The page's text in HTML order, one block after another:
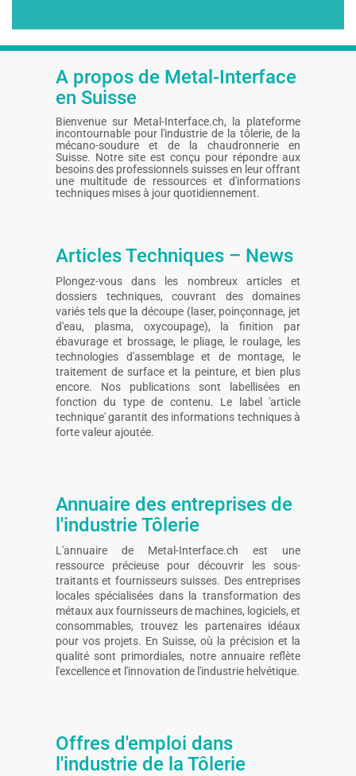
A propos de Metal-Interface
en Suisse
Bienvenue sur Metal-Interface.ch, la plateforme
incontournable pour l'industrie de la tôlerie, de la
mécano-soudure et de la chaudronnerie en
Suisse. Notre site est conçu pour répondre aux
besoins des professionnels suisses en leur offrant
une multitude de ressources et d'informations
techniques mises à jour quotidiennement.
Articles Techniques – News
Plongez-vous dans les nombreux articles et
dossiers techniques, couvrant des domaines
variés tels que la découpe (laser, poinçonnage, jet
d'eau, plasma, oxycoupage), la finition par
ébavurage et brossage, le pliage, le roulage, les
technologies d'assemblage et de montage, le
traitement de surface et la peinture, et bien plus
encore. Nos publications sont labellisées en
fonction du type de contenu. Le label 'article
technique' garantit des informations techniques à
forte valeur ajoutée.
Annuaire des entreprises de
l'industrie Tôlerie
L'annuaire de Metal-Interface.ch est une
ressource précieuse pour découvrir les sous-
traitants et fournisseurs suisses. Des entreprises
locales spécialisées dans la transformation des
métaux aux fournisseurs de machines, logiciels, et
consommables, trouvez les partenaires idéaux
pour vos projets. En Suisse, où la précision et la
qualité sont primordiales, notre annuaire reflète
l'excellence et l'innovation de l'industrie helvétique.
Offres d'emploi dans
l'industrie de la Tôlerie